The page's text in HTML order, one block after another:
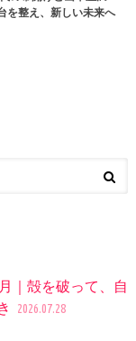
を整え、新しい未来へ
｜殻を破って、自
2026.07.28